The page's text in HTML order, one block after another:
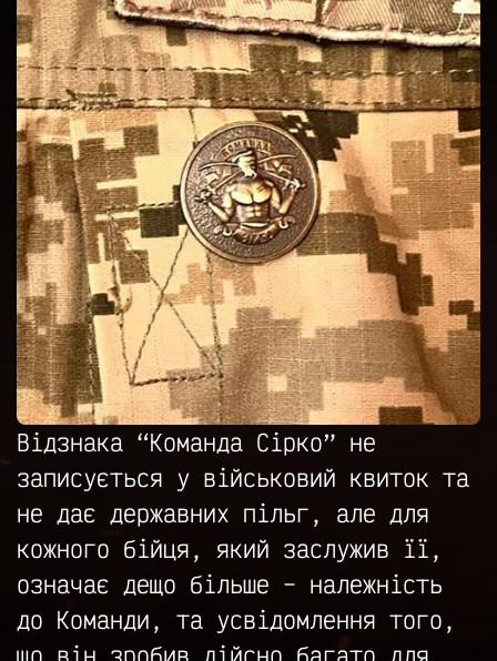
Контакти
Підтримати
Відзнака “Команда Сірко” не
записується у військовий квиток та
не дає державних пільг, але для
кожного бійця, який заслужив її,
означає дещо більше – належність
до Команди, та усвідомлення того,
що він зробив дійсно багато для